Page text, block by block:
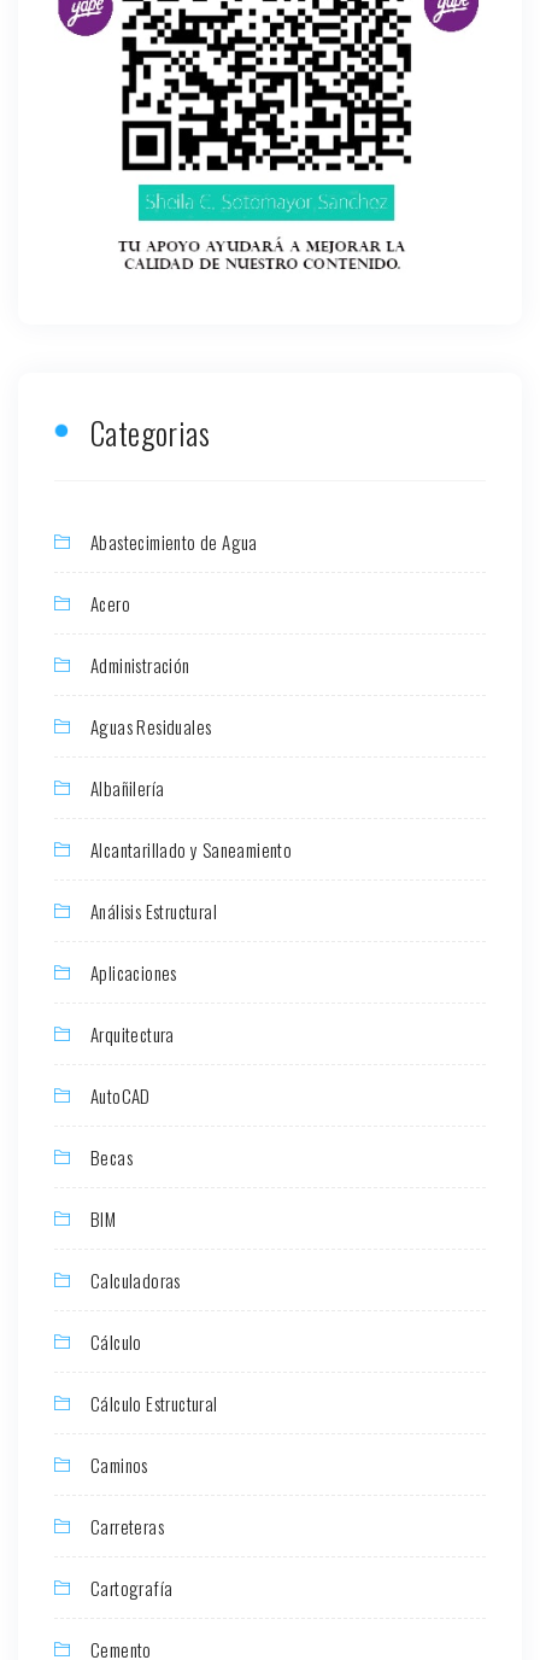
Categorias
Abastecimiento de Agua
Acero
Administración
Aguas Residuales
Albañilería
Alcantarillado y Saneamiento
Análisis Estructural
Aplicaciones
Arquitectura
AutoCAD
Becas
BIM
Calculadoras
Cálculo
Cálculo Estructural
Caminos
Carreteras
Cartografía
Cemento